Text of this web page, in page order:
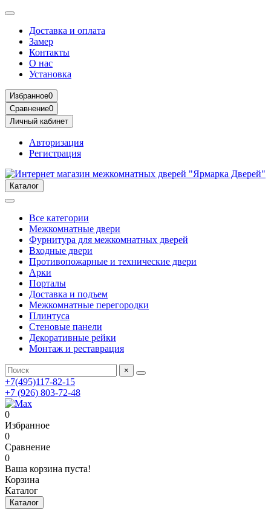
Доставка и оплата
Замер
Контакты
О нас
Установка
Избранное0
Сравнение0
Личный кабинет
Авторизация
Регистрация
Каталог
Все категории
Межкомнатные двери
Фурнитура для межкомнатных дверей
Входные двери
Противопожарные и технические двери
Арки
Порталы
Доставка и подъем
Межкомнатные перегородки
Плинтуса
Стеновые панели
Декоративные рейки
Монтаж и реставрация
×
+7(495)117-82-15
+7 (926) 803-72-48
0
Избранное
0
Сравнение
0
Ваша корзина пуста!
Корзина
Каталог
Каталог